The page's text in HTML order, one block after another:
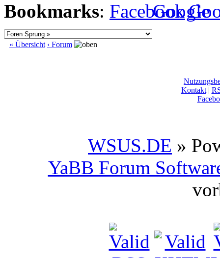
Bookmarks:
« Übersicht ‹ Forum
Kontakt|
WSUS.DE »
YaBB Forum